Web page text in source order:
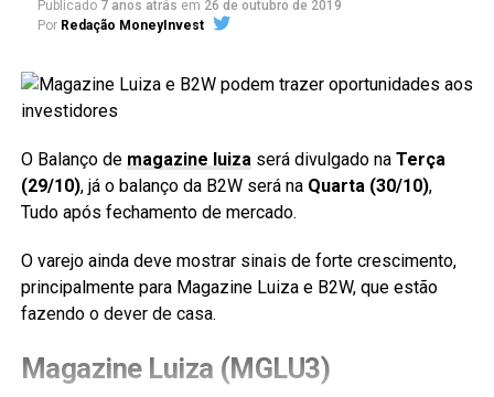
Publicado 7 anos atrás em 26 de outubro de 2019
Por Redação MoneyInvest
O Balanço de magazine luizaserá divulgado na Terça
(29/10), já o balanço da B2W será na Quarta (30/10),
Tudo após fechamento de mercado.
O varejo ainda deve mostrar sinais de forte crescimento,
principalmente para Magazine Luiza e B2W, que estão
fazendo o dever de casa.
Magazine Luiza (MGLU3)